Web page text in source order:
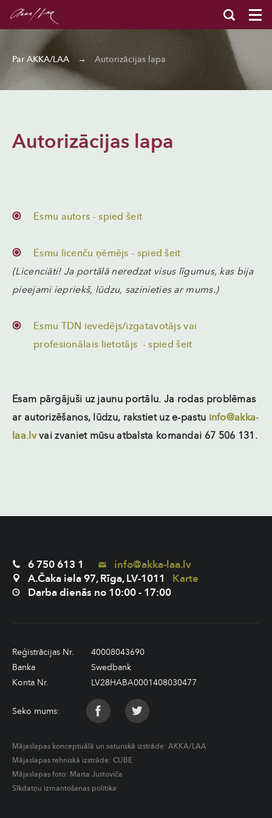
Par AKKA/LAA → Autorizācijas lapa
Autorizācijas lapa
Esmu autors - spied šeit
Esmu licenču ņēmējs - spied šeit
(Licenciāti! Ja portālā neredzat visus līgumus, kas bija
pieejami iepriekš, lūdzu, sazinieties ar mums.)
Esmu TDN ievedējs/izgatavotājs vai
profesionālais lietotājs - spied šeit
Esam pārgājuši uz jaunu portālu. Ja rodas problēmas
ar autorizēšanos, lūdzu, rakstiet uz e-pastu info@akka-
laa.lvvai zvaniet mūsu atbalsta komandai 67 506 131.
6 750 613 1
info@akka-laa.lv
A.Čaka iela 97, Rīga, LV-1011
Karte
Darba dienās no 10:00 - 17:00
Reģistrācijas Nr.
40008043690
Banka
Swedbank
Konta Nr.
LV28HABA0001408030477
Seko mums:
Mājaslapas konceptuālā un saturiskā izstrāde: AKKA/LAA
Mājaslapas tehniskā izstrāde: CUBE
Mājaslapas foto: Marta Justoviča
Sīkdatņu izmantošanas politika